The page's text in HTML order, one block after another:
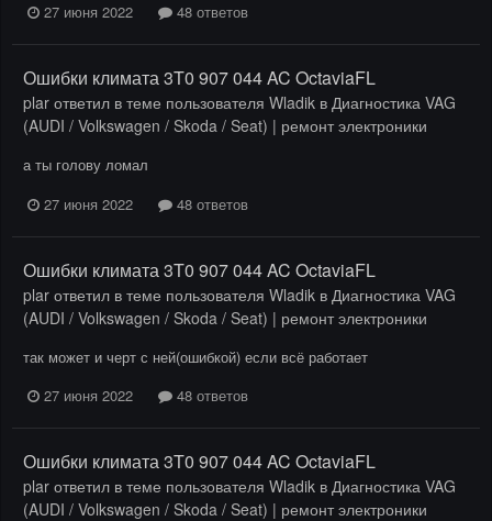
27 июня 2022
48 ответов
Ошибки климата 3T0 907 044 AC OctaviaFL
plar ответил в теме пользователя Wladik в Диагностика VAG
(AUDI / Volkswagen / Skoda / Seat) | ремонт электроники
а ты голову ломал
27 июня 2022
48 ответов
Ошибки климата 3T0 907 044 AC OctaviaFL
plar ответил в теме пользователя Wladik в Диагностика VAG
(AUDI / Volkswagen / Skoda / Seat) | ремонт электроники
так может и черт с ней(ошибкой) если всё работает
27 июня 2022
48 ответов
Ошибки климата 3T0 907 044 AC OctaviaFL
plar ответил в теме пользователя Wladik в Диагностика VAG
(AUDI / Volkswagen / Skoda / Seat) | ремонт электроники